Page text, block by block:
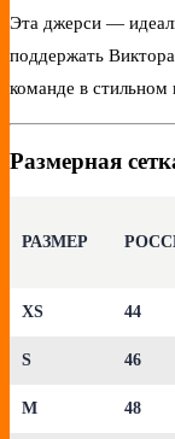
Эта джерси —
поддержать
команде в
Размерная
РАЗМЕР
XS 44
S 46
M 48